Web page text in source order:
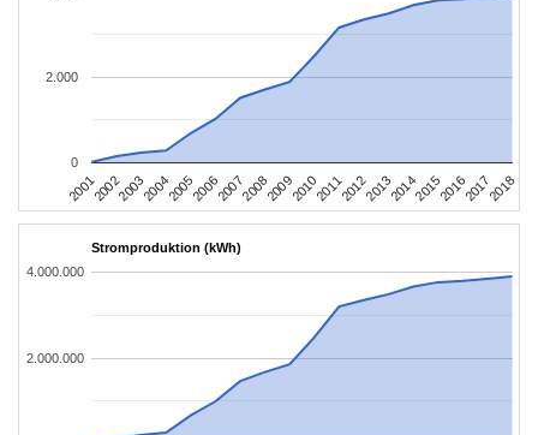
200120022003200420052006200720082009201020112012201320142015201620172018
0
2.000
Stromproduktion (kWh)
2.000.000
4.000.000